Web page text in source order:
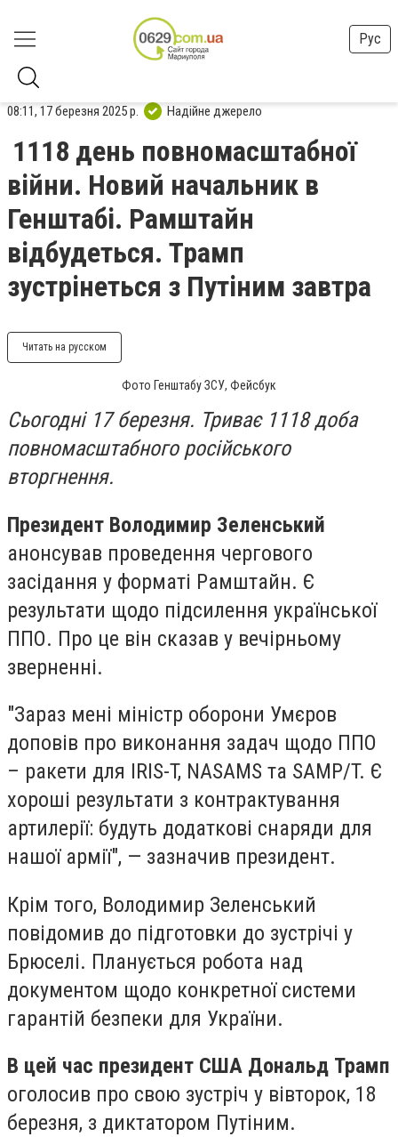
Рус
08:11, 17 березня 2025 р. Надійне джерело
1118 день повномасштабної
війни. Новий начальник в
Генштабі. Рамштайн
відбудеться. Трамп
зустрінеться з Путіним завтра
Читать на русском
Фото Генштабу ЗСУ, Фейсбук
Сьогодні 17 березня. Триває 1118 доба
повномасштабного російського
вторгнення.
Президент Володимир Зеленський
анонсував проведення чергового
засідання у форматі Рамштайн. Є
результати щодо підсилення української
ППО. Про це він сказав у вечірньому
зверненні.
"Зараз мені міністр оборони Умєров
доповів про виконання задач щодо ППО
– ракети для IRIS-T, NASAMS та SAMP/T. Є
хороші результати з контрактування
артилерії: будуть додаткові снаряди для
нашої армії", — зазначив президент.
Крім того, Володимир Зеленський
повідомив до підготовки до зустрічі у
Брюселі. Планується робота над
документом щодо конкретної системи
гарантій безпеки для України.
В цей час президент США Дональд Трамп
оголосив про свою зустріч у вівторок, 18
березня, з диктатором Путіним.